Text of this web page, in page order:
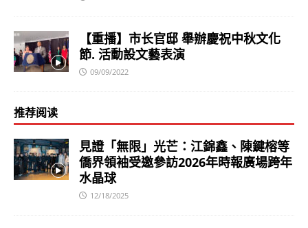
【重播】市长官邸 舉辦慶祝中秋文化
節. 活動設文藝表演
09/09/2022
推荐阅读
見證「無限」光芒：江錦鑫、陳鍵榕等
僑界領袖受邀參訪2026年時報廣場跨年
水晶球
12/18/2025